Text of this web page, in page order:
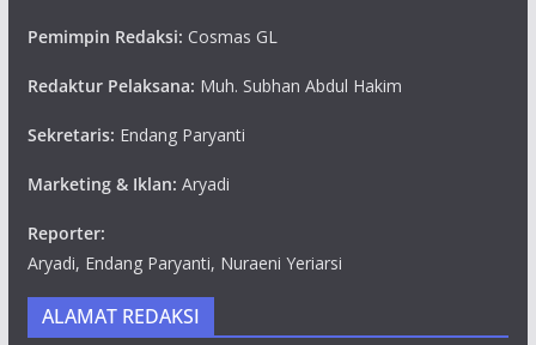
Pemimpin Redaksi: Cosmas GL
Redaktur Pelaksana: Muh. Subhan Abdul Hakim
Sekretaris: Endang Paryanti
Marketing & Iklan: Aryadi
Reporter:
Aryadi, Endang Paryanti, Nuraeni Yeriarsi
ALAMAT REDAKSI